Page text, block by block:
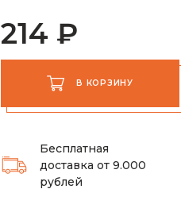
214 ₽
В КОРЗИНУ
Бесплатная
доставка от 9.000
рублей